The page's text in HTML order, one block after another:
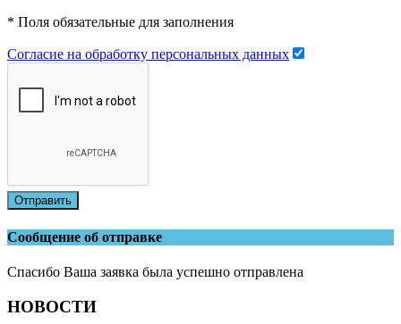
* Поля обязательные для заполнения
Согласие на обработку персональных данных
Отправить
Сообщение об отправке
Спасибо Ваша заявка была успешно отправлена
НОВОСТИ